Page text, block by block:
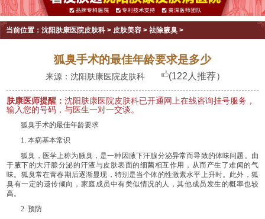
当前位置： 沈阳肤康医院皮肤科> 皮肤美容> 祛除腋臭>
狐臭手术的最佳年龄要求是多少
来源：沈阳肤康医院皮肤科 (122人推荐）
肤康医师提醒：沈阳肤康医院皮肤科已开通网上在线咨询挂号服务，
输入您的号码，与医生一对一交谈。
狐臭手术的最佳年龄要求
1. 本病基本常识
狐臭，医学上称为腋臭，是一种因腋下汗腺分泌异常而导致的体味问题。由
于腋下的大汗腺分泌的汗液与皮肤表面的细菌相互作用，从而产生了难闻的气
味。狐臭常在青春期后逐渐显现，特别是当个体的性激素水平上升时。此外，狐
臭有一定的遗传倾向，家庭成员中有类似情况的人，其他成员发生的概率也较
高。
2. 预防